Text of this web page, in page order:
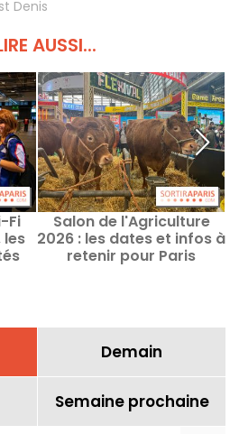
Denis
AUSSI...
Fi
les
Salon de l'Agriculture
2026 : les dates et infos à
retenir pour Paris
Demain
Semaine prochaine